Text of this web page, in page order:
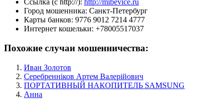
Ссылка (с http://): http://mibevice.ru
Город мошенника: Санкт-Петербург
Карты банков: 9776 9012 7214 4777
Интернет кошельки: +78005517037
Похожие случаи мошенничества:
Иван Золотов
Серебренніков Артем Валерійович
ПОРТАТИВНЫЙ НАКОПИТЕЛЬ SAMSUNG
Анна